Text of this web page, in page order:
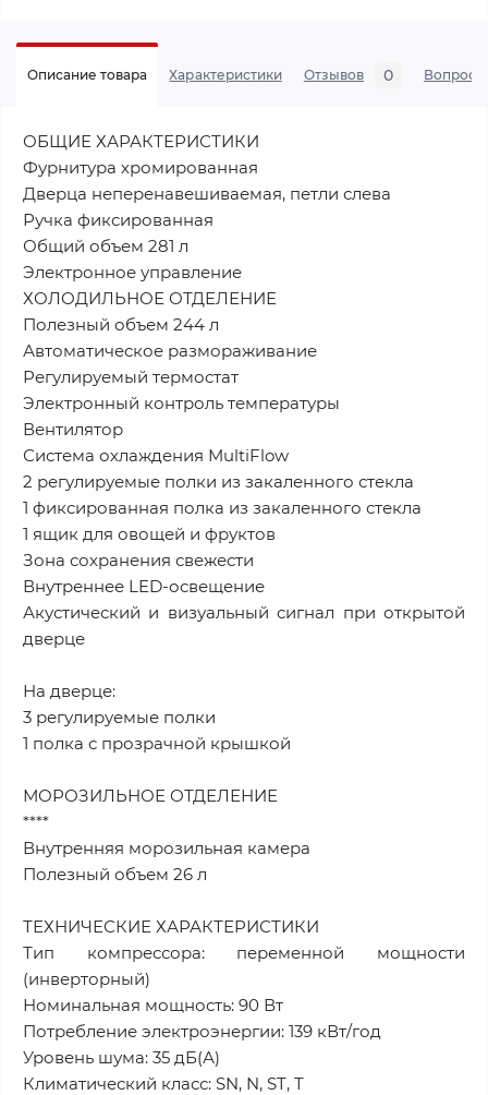
Описание товара Характеристики Отзывов 0 Вопросы
ОБЩИЕ ХАРАКТЕРИСТИКИ
Фурнитура хромированная
Дверца неперенавешиваемая, петли слева
Ручка фиксированная
Общий объем 281 л
Электронное управление
ХОЛОДИЛЬНОЕ ОТДЕЛЕНИЕ
Полезный объем 244 л
Автоматическое размораживание
Регулируемый термостат
Электронный контроль температуры
Вентилятор
Система охлаждения MultiFlow
2 регулируемые полки из закаленного стекла
1 фиксированная полка из закаленного стекла
1 ящик для овощей и фруктов
Зона сохранения свежести
Внутреннее LED-освещение
Акустический и визуальный сигнал при открытой
дверце
На дверце:
3 регулируемые полки
1 полка с прозрачной крышкой
МОРОЗИЛЬНОЕ ОТДЕЛЕНИЕ
****
Внутренняя морозильная камера
Полезный объем 26 л
ТЕХНИЧЕСКИЕ ХАРАКТЕРИСТИКИ
Тип компрессора: переменной мощности
(инверторный)
Номинальная мощность: 90 Вт
Потребление электроэнергии: 139 кВт/год
Уровень шума: 35 дБ(А)
Климатический класс: SN, N, ST, T